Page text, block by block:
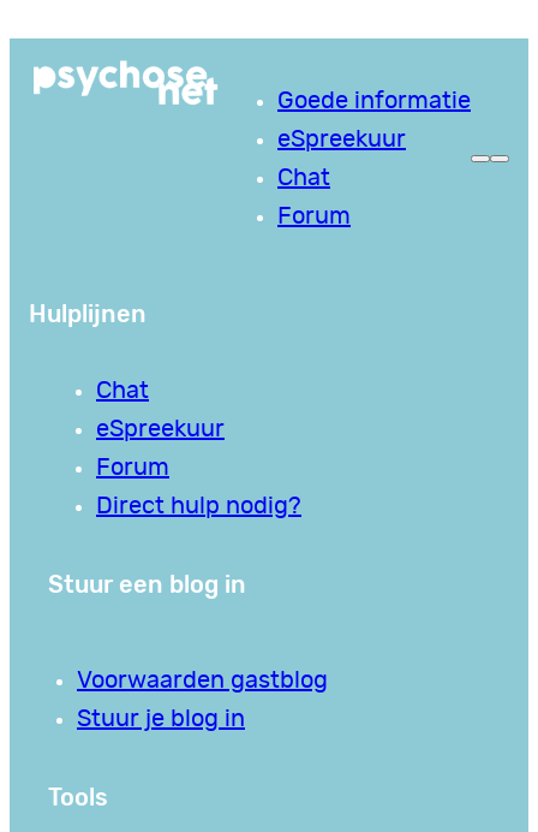
naar
Goede informatie
eSpreekuur
Chat
Forum
Hulplijnen
Chat
eSpreekuur
Forum
Direct hulp nodig?
Stuur een blog in
Voorwaarden gastblog
Stuur je blog in
Tools